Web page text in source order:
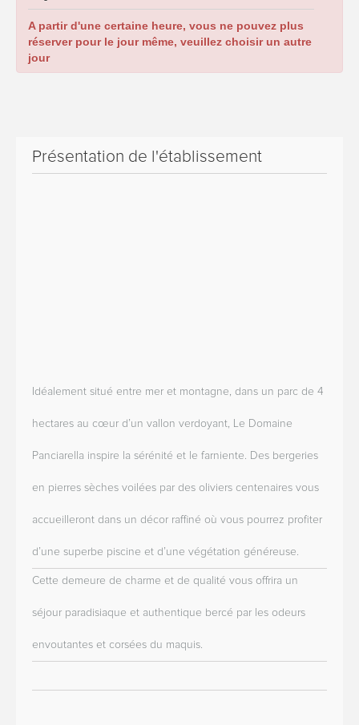
A partir d'une certaine heure, vous ne pouvez plus
réserver pour le jour même, veuillez choisir un autre
jour
Présentation de l'établissement
Idéalement situé entre mer et montagne, dans un parc de 4
hectares au cœur d’un vallon verdoyant, Le Domaine
Panciarella inspire la sérénité et le farniente. Des bergeries
en pierres sèches voilées par des oliviers centenaires vous
accueilleront dans un décor raffiné où vous pourrez profiter
d’une superbe piscine et d’une végétation généreuse.
Cette demeure de charme et de qualité vous offrira un
séjour paradisiaque et authentique bercé par les odeurs
envoutantes et corsées du maquis.